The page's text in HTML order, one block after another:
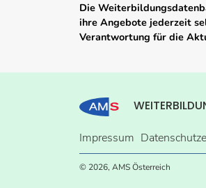
Die
ihre Angebote jederzeit
Verantwortung für die
Impressum
© 2026, AMS Österreich